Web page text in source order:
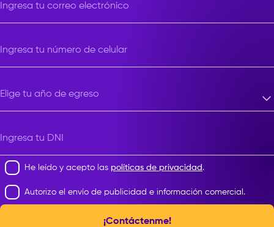
Ingresa tu correo electrónico
Ingresa tu número de celular
Elige tu año de egreso
Ingresa tu DNI
He leído y acepto las políticas de privacidad .
Autorizo el envío de publicidad e información comercial.
¡Contáctenme!